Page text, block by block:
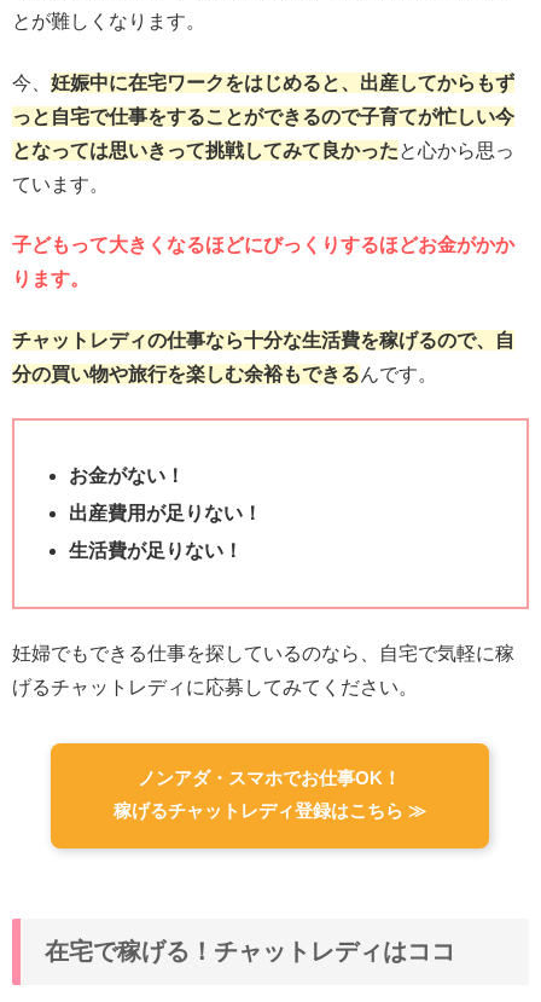
とが難しくなります。
今、 妊娠中に在宅ワークをはじめると、出産してからもず
っと自宅で仕事をすることができるので子育てが忙しい今
となっては思いきって挑戦してみて良かったと心から思っ
ています。
子どもって大きくなるほどにびっくりするほどお金がかか
ります。
チャットレディの仕事なら十分な生活費を稼げるので、自
分の買い物や旅行を楽しむ余裕もできるんです。
お金がない！
出産費用が足りない！
生活費が足りない！
妊婦でもできる仕事を探しているのなら、自宅で気軽に稼
げるチャットレディに応募してみてください。
ノンアダ・スマホでお仕事OK！
稼げるチャットレディ登録はこちら ≫
在宅で稼げる！チャットレディはココ